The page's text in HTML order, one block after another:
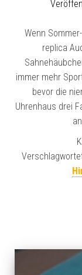
Wenn
replica
immer mehr
bevor die
Uhrenhaus drei